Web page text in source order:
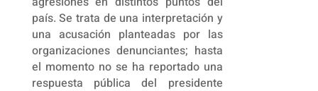
país. Se trata de una interpretación y
una acusación planteadas por las
organizaciones denunciantes; hasta
el momento no se ha reportado una
respuesta pública del presidente